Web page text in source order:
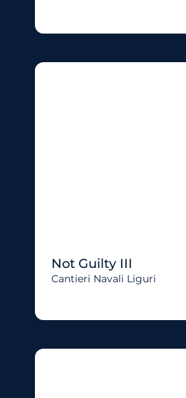
Not Guilty III
Cantieri Navali Liguri